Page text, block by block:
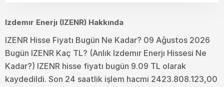
Izdemır Enerjı (IZENR) Hakkında
IZENR Hisse Fiyatı Bugün Ne Kadar? 09 Ağustos 2026
Bugün IZENR Kaç TL? (Anlık Izdemır Enerjı Hissesi Ne
Kadar?) IZENR hisse fiyatı bugün 9.09 TL olarak
kaydedildi. Son 24 saatlik işlem hacmi 2423.808.123,00